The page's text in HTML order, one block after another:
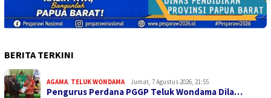
BERITA TERKINI
AGAMA TELUK WONDAMA Jumat, 7 Agustus 2026, 21:55
Pengurus Perdana PGGP Teluk Wondama Dila…